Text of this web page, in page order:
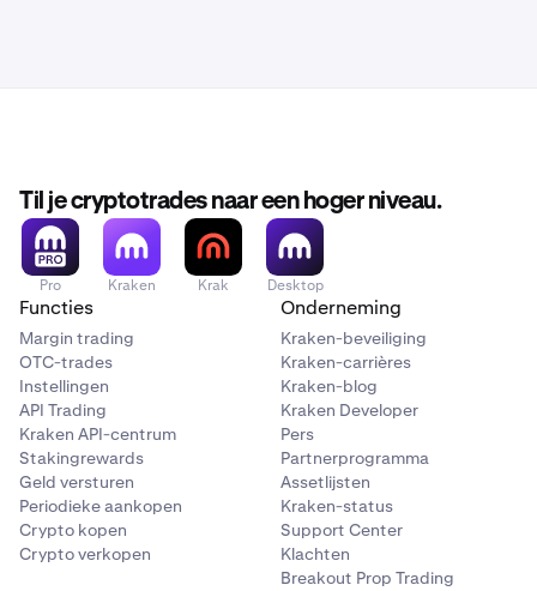
Til je cryptotrades naar een hoger niveau.
Pro Kraken Krak Desktop
Functies
Margin trading
OTC-trades
Instellingen
API Trading
Kraken API-centrum
Stakingrewards
Geld versturen
Periodieke aankopen
Crypto kopen
Crypto verkopen
Onderneming
Kraken-beveiliging
Kraken-carrières
Kraken-blog
Kraken Developer
Pers
Partnerprogramma
Assetlijsten
Kraken-status
Support Center
Klachten
Breakout Prop Trading